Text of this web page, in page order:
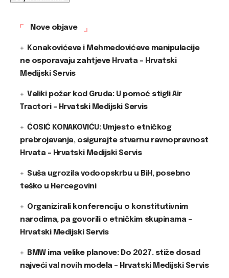
Nove objave
Konakovićeve i Mehmedovićeve manipulacije
ne osporavaju zahtjeve Hrvata – Hrvatski
Medijski Servis
Veliki požar kod Gruda: U pomoć stigli Air
Tractori – Hrvatski Medijski Servis
ĆOSIĆ KONAKOVIĆU: Umjesto etničkog
prebrojavanja, osigurajte stvarnu ravnopravnost
Hrvata – Hrvatski Medijski Servis
Suša ugrozila vodoopskrbu u BiH, posebno
teško u Hercegovini
Organizirali konferenciju o konstitutivnim
narodima, pa govorili o etničkim skupinama –
Hrvatski Medijski Servis
BMW ima velike planove: Do 2027. stiže dosad
najveći val novih modela – Hrvatski Medijski Servis